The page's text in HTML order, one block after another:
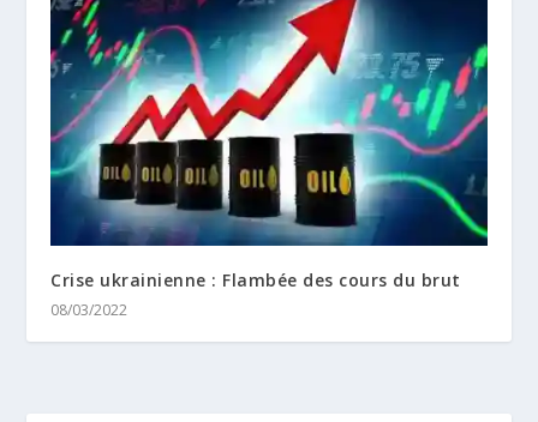
Crise ukrainienne : Flambée des cours du brut
08/03/2022